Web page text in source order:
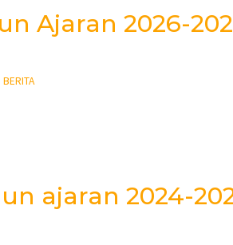
Ajaran 2026-
BERITA
ajaran 2024-